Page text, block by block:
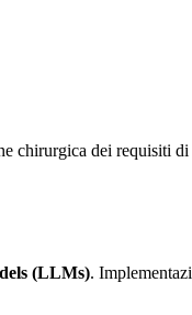
dei requisiti
(LLMs).